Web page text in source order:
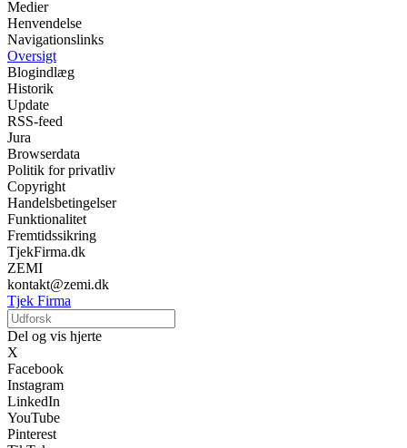
Medier
Henvendelse
Navigationslinks
Oversigt
Blogindlæg
Historik
Update
RSS-feed
Jura
Browserdata
Politik for privatliv
Copyright
Handelsbetingelser
Funktionalitet
Fremtidssikring
TjekFirma.dk
ZEMI
kontakt@zemi.dk
Tjek Firma
Del og vis hjerte
X
Facebook
Instagram
LinkedIn
YouTube
Pinterest